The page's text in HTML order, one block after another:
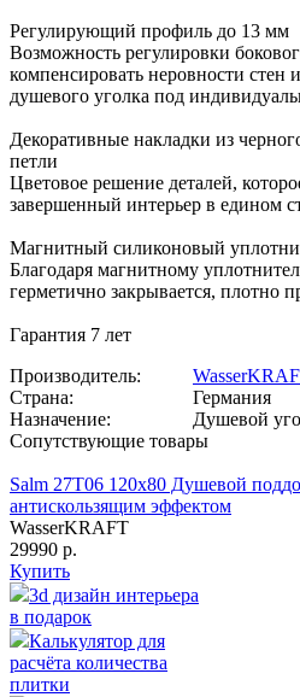
Регулирующий профиль до 13 мм
Возможность регулировки
компенсировать неровности стен
душевого уголка под
Декоративные накладки из
петли
Цветовое решение деталей,
завершенный интерьер в едином
Магнитный силиконовый
Благодаря магнитному
герметично закрывается, плотно
Гарантия 7 лет
Производитель:
Страна:
Германия
Назначение:
Душевой
Сопутствующие товары
Salm 27T06 120х80 Душевой
антискользящим эффектом
WasserKRAFT
29990 р.
Купить
3d дизайн интерьера
в подарок
Калькулятор для
расчёта количества
плитки